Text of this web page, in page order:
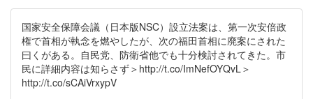
国家安全保障会議（日本版NSC）設立法案は、第一次安倍政
権で首相が執念を燃やしたが、次の福田首相に廃案にされた
曰くがある。自民党、防衛省他でも十分検討されてきた。市
民に詳細内容は知らさず＞http://t.co/ImNefOYQvL＞
http://t.co/sCAiVrxypV